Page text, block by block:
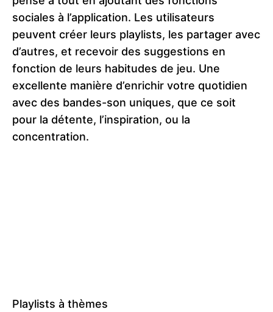
sociales à l’application. Les utilisateurs
peuvent créer leurs playlists, les partager avec
d’autres, et recevoir des suggestions en
fonction de leurs habitudes de jeu. Une
excellente manière d’enrichir votre quotidien
avec des bandes-son uniques, que ce soit
pour la détente, l’inspiration, ou la
concentration.
Playlists à thèmes